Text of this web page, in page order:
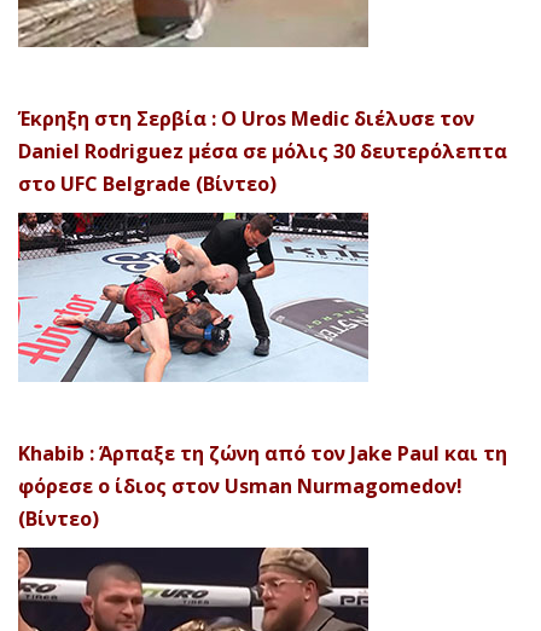
Έκρηξη στη Σερβία : Ο Uros Medic διέλυσε τον
Daniel Rodriguez μέσα σε μόλις 30 δευτερόλεπτα
στο UFC Belgrade (Βίντεο)
Khabib : Άρπαξε τη ζώνη από τον Jake Paul και τη
φόρεσε ο ίδιος στον Usman Nurmagomedov!
(Βίντεο)